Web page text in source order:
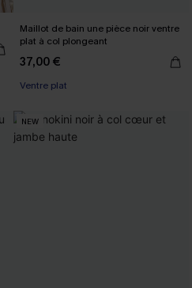
Maillot de bain une pièce noir ventre
plat à col plongeant
37,00 €
Ventre plat
NEW